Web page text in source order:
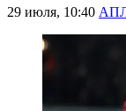
29 июля, 10:40 АПЛ